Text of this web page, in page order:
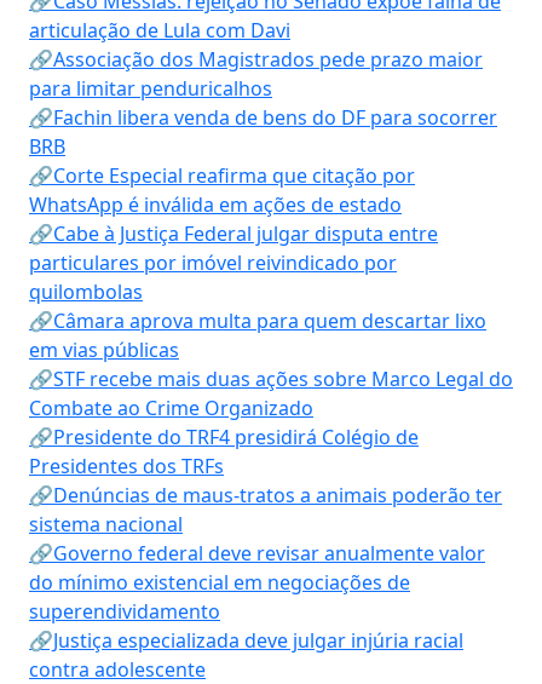
articulação de Lula com Davi
🔗Associação dos Magistrados pede prazo maior
para limitar penduricalhos
🔗Fachin libera venda de bens do DF para socorrer
BRB
🔗Corte Especial reafirma que citação por
WhatsApp é inválida em ações de estado
🔗Cabe à Justiça Federal julgar disputa entre
particulares por imóvel reivindicado por
quilombolas
🔗Câmara aprova multa para quem descartar lixo
em vias públicas
🔗STF recebe mais duas ações sobre Marco Legal do
Combate ao Crime Organizado
🔗Presidente do TRF4 presidirá Colégio de
Presidentes dos TRFs
🔗Denúncias de maus-tratos a animais poderão ter
sistema nacional
🔗Governo federal deve revisar anualmente valor
do mínimo existencial em negociações de
superendividamento
🔗Justiça especializada deve julgar injúria racial
contra adolescente